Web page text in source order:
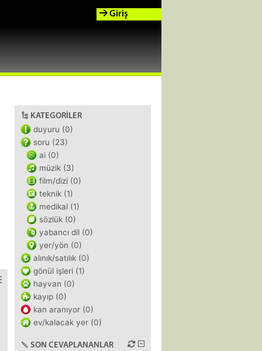
Giriş
KATEGORILER
duyuru (0)
soru (23)
ai (0)
müzik (3)
film/dizi (0)
teknik (1)
medikal (1)
sözlük (0)
yabancı dil (0)
yer/yön (0)
alınık/satılık (0)
gönül işleri (1)
hayvan (0)
kayıp (0)
kan aranıyor (0)
ev/kalacak yer (0)
SON CEVAPLANANLAR